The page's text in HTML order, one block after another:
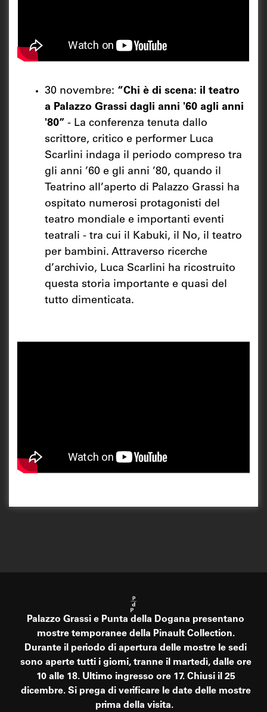
30 novembre: “Chi è di scena: il teatro
a Palazzo Grassi dagli anni '60 agli anni
'80” - La conferenza tenuta dallo
scrittore, critico e performer Luca
Scarlini indaga il periodo compreso tra
gli anni ’60 e gli anni ’80, quando il
Teatrino all’aperto di Palazzo Grassi ha
ospitato numerosi protagonisti del
teatro mondiale e importanti eventi
teatrali - tra cui il Kabuki, il No, il teatro
per bambini. Attraverso ricerche
d’archivio, Luca Scarlini ha ricostruito
questa storia importante e quasi del
tutto dimenticata.
Palazzo Grassi e Punta della Dogana presentano
mostre temporanee della Pinault Collection.
Durante il periodo di apertura delle mostre le sedi
sono aperte tutti i giorni, tranne il martedì, dalle ore
10 alle 18. Ultimo ingresso ore 17. Chiusi il 25
dicembre. Si prega di verificare le date delle mostre
prima della visita.